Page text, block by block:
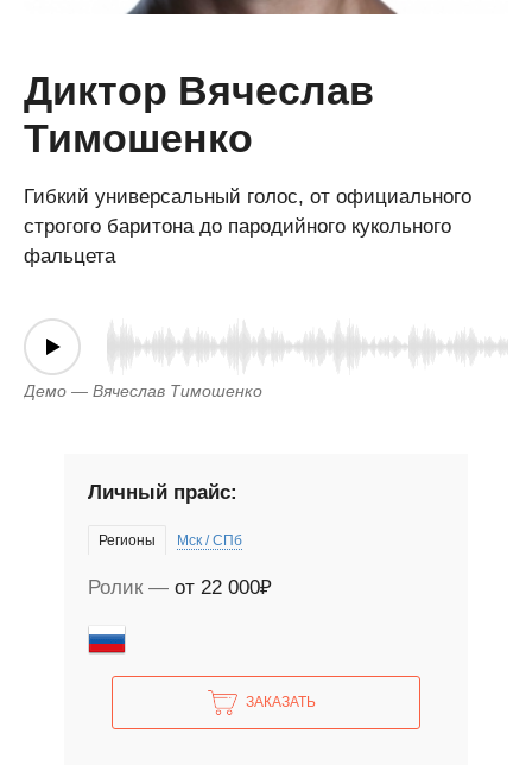
Диктор Вячеслав
Тимошенко
Гибкий универсальный голос, от официального
строгого баритона до пародийного кукольного
фальцета
Демо — Вячеслав Тимошенко
Личный прайс:
Регионы Мск / СПб
Ролик от 22 000₽
ЗАКАЗАТЬ